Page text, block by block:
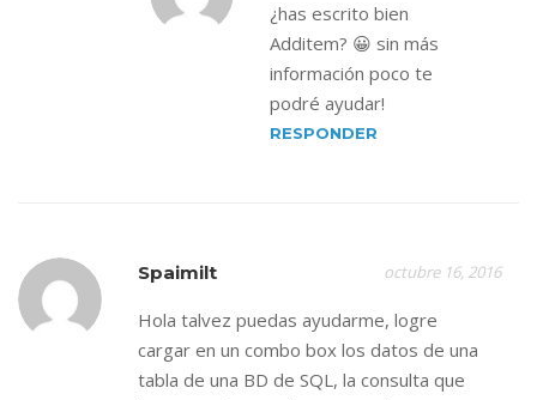
¿has escrito bien
Additem? 😀 sin más
información poco te
podré ayudar!
RESPONDER
Spaimilt octubre 16, 2016
Hola talvez puedas ayudarme, logre
cargar en un combo box los datos de una
tabla de una BD de SQL, la consulta que